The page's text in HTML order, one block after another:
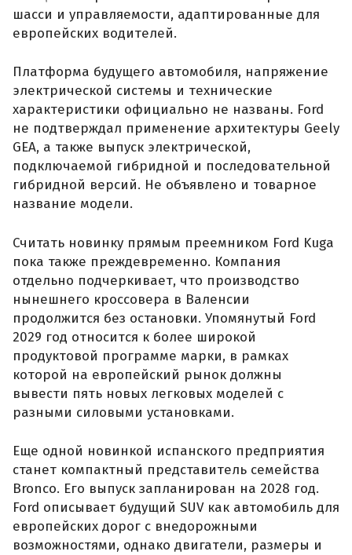
шасси и управляемости, адаптированные для
европейских водителей.
Платформа будущего автомобиля, напряжение
электрической системы и технические
характеристики официально не названы. Ford
не подтверждал применение архитектуры Geely
GEA, а также выпуск электрической,
подключаемой гибридной и последовательной
гибридной версий. Не объявлено и товарное
название модели.
Считать новинку прямым преемником Ford Kuga
пока также преждевременно. Компания
отдельно подчеркивает, что производство
нынешнего кроссовера в Валенсии
продолжится без остановки. Упомянутый Ford
2029 год относится к более широкой
продуктовой программе марки, в рамках
которой на европейский рынок должны
вывести пять новых легковых моделей с
разными силовыми установками.
Еще одной новинкой испанского предприятия
станет компактный представитель семейства
Bronco. Его выпуск запланирован на 2028 год.
Ford описывает будущий SUV как автомобиль для
европейских дорог с внедорожными
возможностями, однако двигатели, размеры и